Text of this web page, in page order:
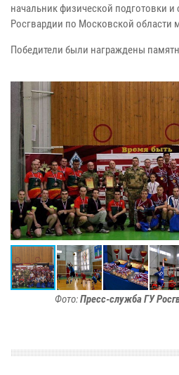
начальник физической подготовки и
Росгвардии по Московской области
Победители были награждены
Фото:Пресс-служба ГУ